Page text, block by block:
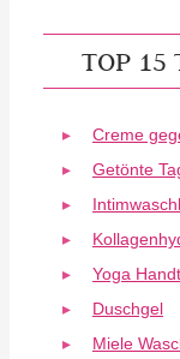
TOP 15
Creme
Getönte
Yoga
Duschgel
Miele